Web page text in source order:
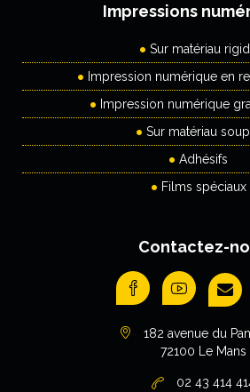
Impressions
Sur matériau
Impression numérique en
Impression numérique
Sur matériau
Adhésifs
Films spéciaux
Contactez-
182 avenue du
72100 Le Mans
02 43 414